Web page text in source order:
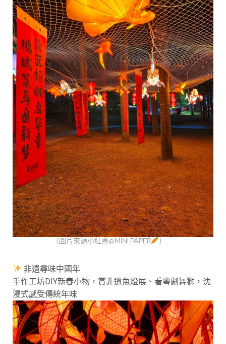
（圖片來源小紅書@MINI PAPER ）
非遺尋味中國年
手作工坊DIY新春小物，賞非遺魚燈展、看粵劇舞獅，沈
浸式感受傳統年味